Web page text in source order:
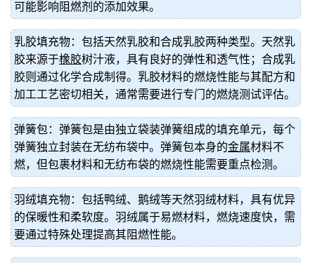
可能影响阻燃剂的添加效果。
乳胶填充物：包括天然乳胶和合成乳胶两种类型。天然乳
胶来源于橡胶树汁液，具有良好的弹性和透气性；合成乳
胶则通过化学合成制得。乳胶材料的燃烧性能与其配方和
加工工艺密切相关，通常需要进行专门的燃烧测试评估。
弹簧包：弹簧包是由独立袋装弹簧组成的填充单元，每个
弹簧独立封装在无纺布袋中。弹簧包本身的金属材料不
燃，但包裹材料和无纺布袋的燃烧性能需要重点检测。
羽绒填充物：包括鸭绒、鹅绒等天然羽绒材料，具有优异
的保暖性和柔软度。羽绒属于易燃材料，燃烧速度快，需
要通过特殊处理提高其阻燃性能。